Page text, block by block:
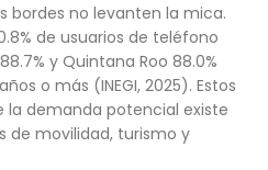
bordes no levanten la mica.
de usuarios de teléfono
y Quintana Roo 88.0%
o más (INEGI, 2025). Estos
demanda potencial existe
de movilidad, turismo y